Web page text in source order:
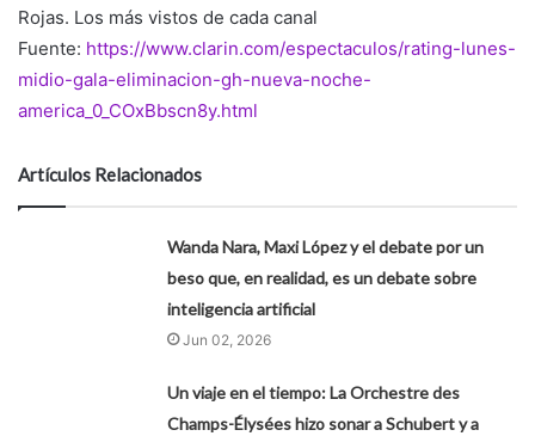
Rojas. Los más vistos de cada canal
Fuente: https://www.clarin.com/espectaculos/rating-lunes-
midio-gala-eliminacion-gh-nueva-noche-
america_0_COxBbscn8y.html
Artículos Relacionados
Wanda Nara, Maxi López y el debate por un
beso que, en realidad, es un debate sobre
inteligencia artificial
Jun 02, 2026
Un viaje en el tiempo: La Orchestre des
Champs-Élysées hizo sonar a Schubert y a